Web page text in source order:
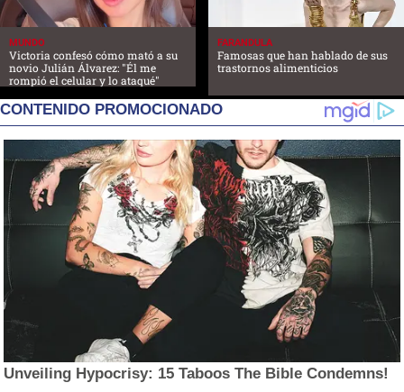
MUNDO
Victoria confesó cómo mató a su
novio Julián Álvarez: "Él me
rompió el celular y lo ataqué"
FARANDULA
Famosas que han hablado de sus
trastornos alimenticios
CONTENIDO PROMOCIONADO
Unveiling Hypocrisy: 15 Taboos The Bible Condemns!